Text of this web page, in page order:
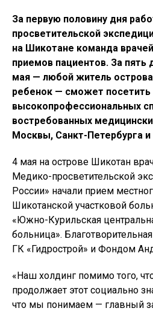
За первую половину дня
просветительской
на Шикотане команда
приемов пациентов. За пять
мая — любой житель
ребенок — сможет посетить
высокопрофессиональных
востребованных
Москвы, Санкт-Петербурга и
4 мая на острове Шикотан
Медико-просветительской
России» начали прием
Шикотанской участковой
«Южно-Курильская
больница».
ГК «Гидрострой» и Фондом
«Наш холдинг помимо того,
продолжает этот социально
что мы понимаем — главный